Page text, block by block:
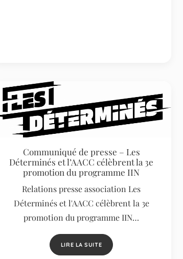
Communiqué de presse – Les
Déterminés et l’AACC célèbrent la 3e
promotion du programme IIN
Relations presse association Les
Déterminés et l'AACC célèbrent la 3e
promotion du programme IIN…
LIRE LA SUITE